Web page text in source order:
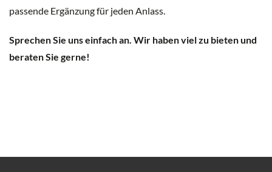
passende Ergänzung für jeden Anlass.
Sprechen Sie uns einfach an. Wir haben viel zu bieten und
beraten Sie gerne!